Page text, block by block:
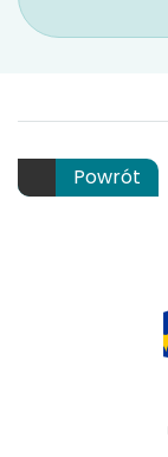
Powrót